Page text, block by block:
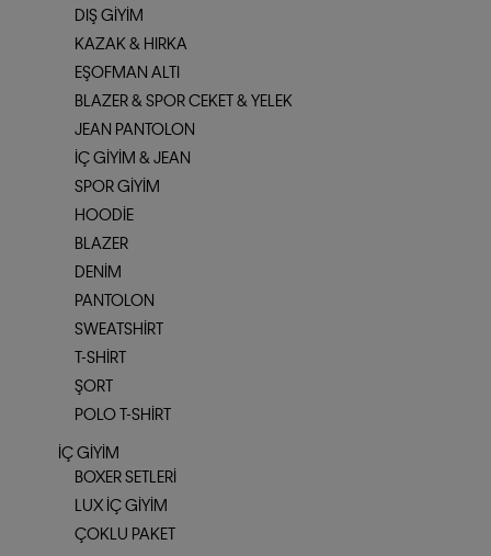
DIŞ GIYIM
KAZAK & HIRKA
EŞOFMAN ALTI
BLAZER & SPOR CEKET & YELEK
JEAN PANTOLON
İÇ GIYIM & JEAN
SPOR GIYIM
HOODIE
BLAZER
DENIM
PANTOLON
SWEATSHIRT
T-SHIRT
ŞORT
POLO T-SHIRT
İÇ GIYIM
BOXER SETLERI
LUX İÇ GIYIM
ÇOKLU PAKET